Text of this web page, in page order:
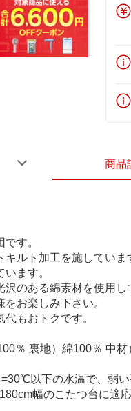
商品
す。
ルト加工を施していま
ます。
のある綿素材を使用し
をお楽しみ下さい。
もおトクです。
％ 裏地）綿100％ 中
以下の水温で、弱
幅のこたつ台に適応